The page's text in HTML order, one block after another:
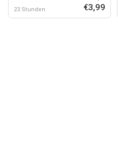
23 Stunden €3,99